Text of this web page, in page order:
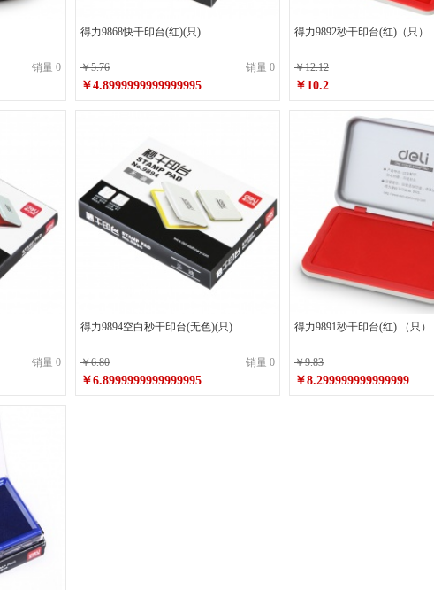
销量 0
得力9868快干印台(红)(只)
￥5.76 销量 0
￥4.8999999999999995
得力9892秒干印台(红)（只）
￥12.12
￥10.2
销量 0
得力9894空白秒干印台(无色)(只)
￥6.80 销量 0
￥6.8999999999999995
得力9891秒干印台(红) （只）
￥9.83
￥8.299999999999999